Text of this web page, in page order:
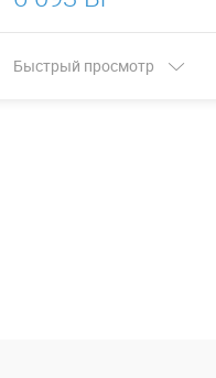
Быстрый просмотр